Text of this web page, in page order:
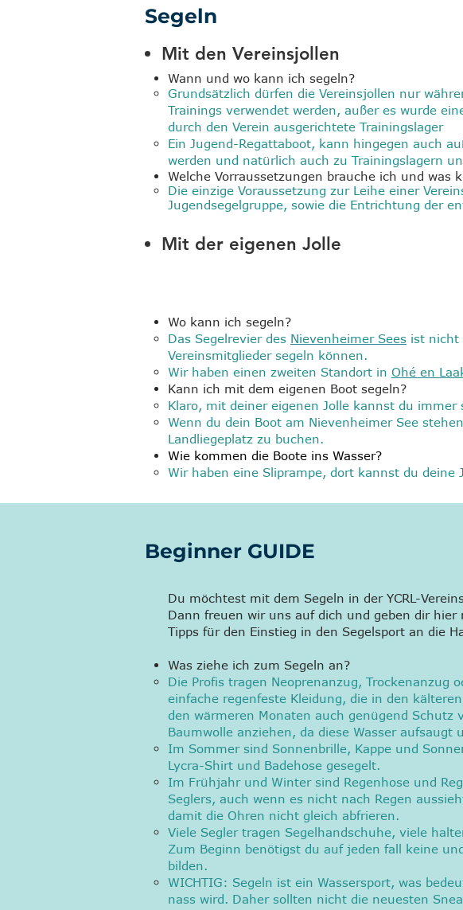
Segeln
Mit den Vereinsjollen
Wann und wo kann ich segeln?
Grundsätzlich dürfen die Vereinsjollen nur
Trainings verwendet werden, außer es wurde
durch den Verein ausgerichtete Trainingslager
Ein Jugend-Regattaboot, kann hingegen auch
werden und natürlich auch zu Trainingslagern
Welche Vorraussetzungen brauche ich und was
Die einzige Voraussetzung zur Leihe einer
Jugendsegelgruppe, sowie die Entrichtung der
Mit der eigenen Jolle
Wo kann ich segeln?
Das Segelrevier des Nievenheimer Sees ist nicht
Vereinsmitglieder segeln können.
Wir haben einen zweiten Standort in Ohé en
Kann ich mit dem eigenen Boot segeln?
Klaro, mit deiner eigenen Jolle kannst du immer
Wenn du dein Boot am Nievenheimer See
Landliegeplatz zu buchen.
Wie kommen die Boote ins Wasser?
Wir haben eine Sliprampe, dort kannst du deine
Beginner GUIDE
Du möchtest mit dem Segeln in der YCRL-
Dann freuen wir uns auf dich und geben dir
Tipps für den Einstieg in den Segelsport an die
Was ziehe ich zum Segeln an?
Die Profis tragen Neoprenanzug, Trockenanzug
einfache regenfeste Kleidung, die in den
den wärmeren Monaten auch genügend Schutz
Baumwolle anziehen, da diese Wasser aufsaugt
Im Sommer sind Sonnenbrille, Kappe und
Lycra-Shirt und Badehose gesegelt.
Im Frühjahr und Winter sind Regenhose und
Seglers, auch wenn es nicht nach Regen
damit die Ohren nicht gleich abfrieren.
Viele Segler tragen Segelhandschuhe, viele
Zum Beginn benötigst du auf jeden fall keine
bilden.
WICHTIG: Segeln ist ein Wassersport, was
nass wird. Daher sollten nicht die neuesten